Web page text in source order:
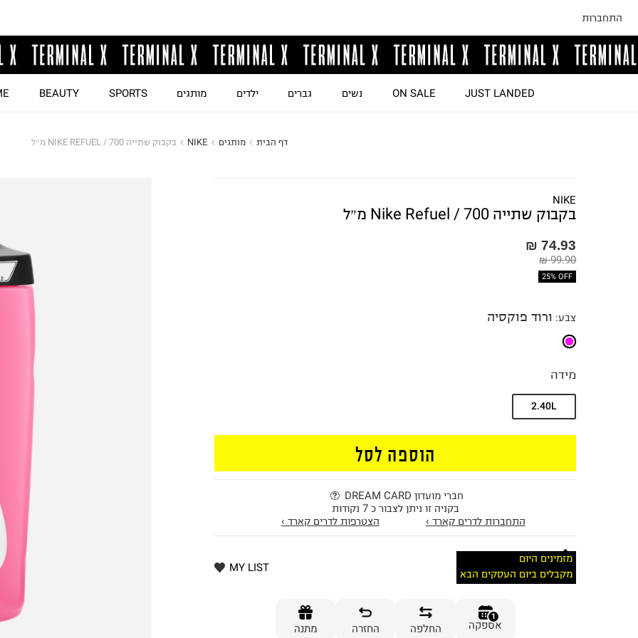
התחברות
JUST LANDED
ON SALE נשים גברים ילדים מותגים SPORTS
BEAUTY
דף הבית מותגים NIKE בקבוק שתייה NIKE REFUEL / 700 מ״ל
NIKE
בקבוק שתייה Nike Refuel / 700 מ״ל
74.93 ₪
99.90 ₪
25% OFF
צבע: ורוד פוקסיה
מידה
2.40L
הוספה לסל
חברי מועדון DREAM CARD
בקניה זו ניתן לצבור כ 7 נקודות
התחברות לדרים קארד ›
הצטרפות לדרים קארד ›
מזמינים היום
מקבלים ביום העסקים הבא
MY LIST
1
אספקה החלפה החזרה מתנה